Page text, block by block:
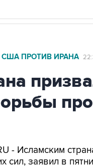
ПРОТИВ ИРАНА
- Исламским
сил, заявил в